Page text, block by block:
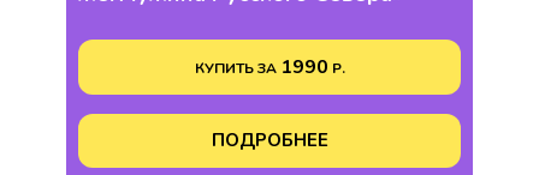
КУПИТЬ ЗА 1990 Р.
ПОДРОБНЕЕ